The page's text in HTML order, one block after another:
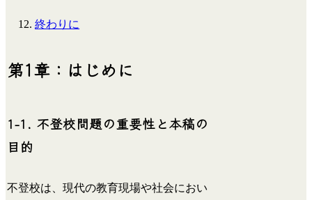
終わりに
第1章：はじめに
1-1. 不登校問題の重要性と本稿の
目的
不登校は、現代の教育現場や社会におい